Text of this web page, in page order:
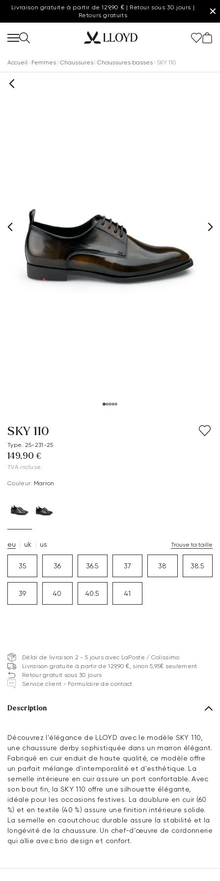
Livraison gratuite à partir de 129,90 € | Retour sous 30 jours |
Retours gratuits
✕
Accueil Femmes Chaussures Chaussures basses SKY 110
SKY 110
Type. 25-231-25
149,90 €
TVA incluse.
Couleur: Marron
eu uk us Trouve ta taille
35 36 36.5 37 38 38.5
39 40 40.5 41
Délai de livraison 2 - 5 jours avec LaPoste / Colissimo
Livraison gratuite à partir de 129,90 €, sinon 5,95€ seulement
Retour gratuit sous 30 jours
Service client - Formulaire de contact
Description
Découvrez l'élégance de LLOYD avec le modèle SKY 110,
une chaussure derby sophistiquée dans un marron élégant.
Fabriqué en cuir enduit de haute qualité, ce modèle offre
un parfait mélange d'intemporalité et d'esthétique. La
semelle intérieure en cuir assure un port confortable. Avec
son bout fin, la SKY 110 offre une silhouette élégante,
idéale pour les occasions festives. La doublure en cuir (60
%) et en textile (40 %) assure une finition intérieure solide.
La semelle en caoutchouc durable assure la stabilité et la
longévité de la chaussure. Un chef-d'œuvre de cordonnerie
qui allie avec brio design et confort.